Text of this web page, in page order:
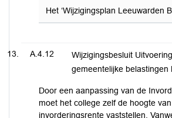
Het ‘Wijzigingsplan Leeuwarden
A.4.12
Wijzigingsbesluit
gemeentelijke belastingen
Door een aanpassing van de
moet het college zelf de hoogte
invorderingsrente vaststellen.